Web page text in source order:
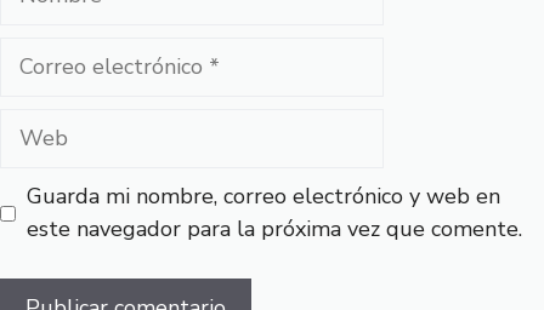
Correo
Web
Guarda mi nombre, correo electrónico y web en
este navegador para la próxima vez que comente.